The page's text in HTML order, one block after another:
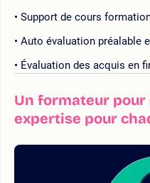
Support de cours
Auto évaluation préalable
Évaluation des acquis en
Un formateur pour
expertise pour